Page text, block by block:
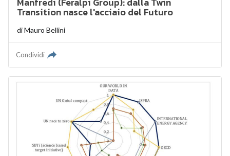
Transition nasce l'acciaio del Futuro
diMauro Bellini
Condividi